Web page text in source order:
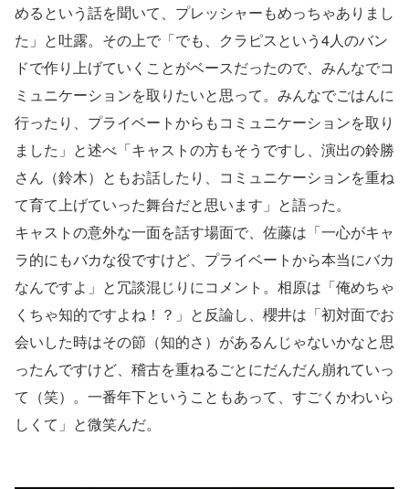
めるという話を聞いて、プレッシャーもめっちゃありまし
た」と吐露。その上で「でも、クラピスという4人のバン
ドで作り上げていくことがベースだったので、みんなでコ
ミュニケーションを取りたいと思って。みんなでごはんに
行ったり、プライベートからもコミュニケーションを取り
ました」と述べ「キャストの方もそうですし、演出の鈴勝
さん（鈴木）ともお話したり、コミュニケーションを重ね
て育て上げていった舞台だと思います」と語った。
キャストの意外な一面を話す場面で、佐藤は「一心がキャ
ラ的にもバカな役ですけど、プライベートから本当にバカ
なんですよ」と冗談混じりにコメント。相原は「俺めちゃ
くちゃ知的ですよね！？」と反論し、櫻井は「初対面でお
会いした時はその節（知的さ）があるんじゃないかなと思
ったんですけど、稽古を重ねるごとにだんだん崩れていっ
て（笑）。一番年下ということもあって、すごくかわいら
しくて」と微笑んだ。